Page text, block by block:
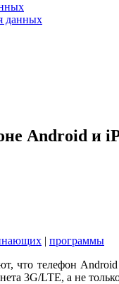
данных
Android и
| программы
что телефон
3G/LTE, а не